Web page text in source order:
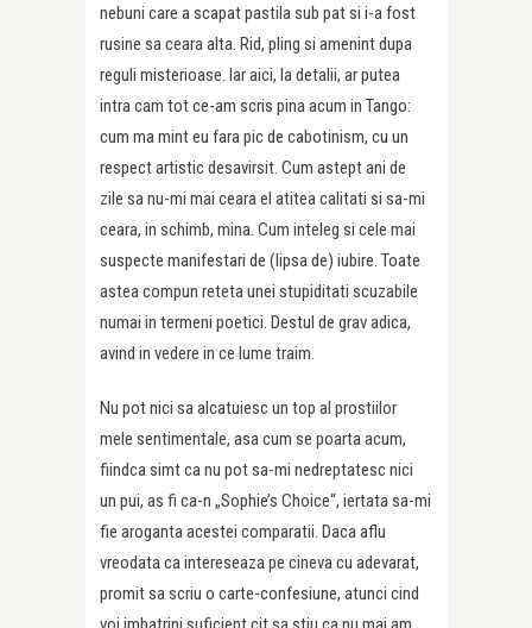
nebuni care a scapat pastila sub pat si i-a fost
rusine sa ceara alta. Rid, pling si amenint dupa
reguli misterioase. Iar aici, la detalii, ar putea
intra cam tot ce-am scris pina acum in Tango:
cum ma mint eu fara pic de cabotinism, cu un
respect artistic desavirsit. Cum astept ani de
zile sa nu-mi mai ceara el atitea calitati si sa-mi
ceara, in schimb, mina. Cum inteleg si cele mai
suspecte manifestari de (lipsa de) iubire. Toate
astea compun reteta unei stupiditati scuzabile
numai in termeni poetici. Destul de grav adica,
avind in vedere in ce lume traim.
Nu pot nici sa alcatuiesc un top al prostiilor
mele sentimentale, asa cum se poarta acum,
fiindca simt ca nu pot sa-mi nedreptatesc nici
un pui, as fi ca-n „Sophie’s Choice“, iertata sa-mi
fie aroganta acestei comparatii. Daca aflu
vreodata ca intereseaza pe cineva cu adevarat,
promit sa scriu o carte-confesiune, atunci cind